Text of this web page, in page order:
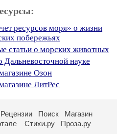
ресурсов моря» о жизни
побережьях
статьи о морских животных
науке
Озон
ЛитРес
Рецензии Поиск
Магазин
Стихи.ру Проза.ру